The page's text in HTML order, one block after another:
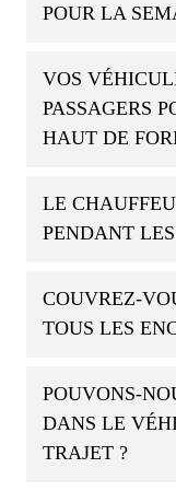
POUR LA
VOS
PASSAGERS
HAUT DE
LE
PENDANT
COUVREZ-
TOUS LES
POUVONS-
DANS LE
TRAJET ?